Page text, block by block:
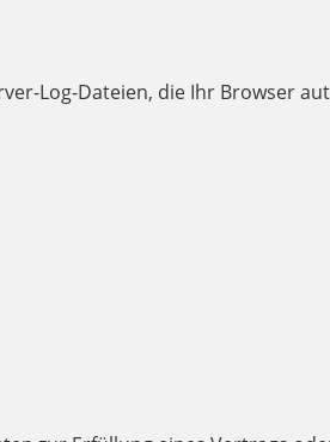
Log-Dateien, die Ihr Browser